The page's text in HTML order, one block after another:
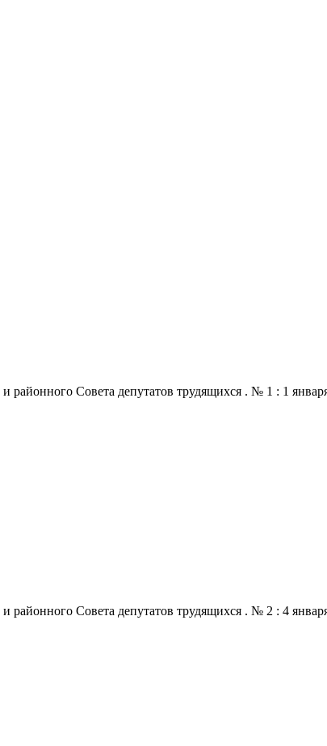
Совета депутатов трудящихся . № 1 : 1
Совета депутатов трудящихся . № 2 : 4